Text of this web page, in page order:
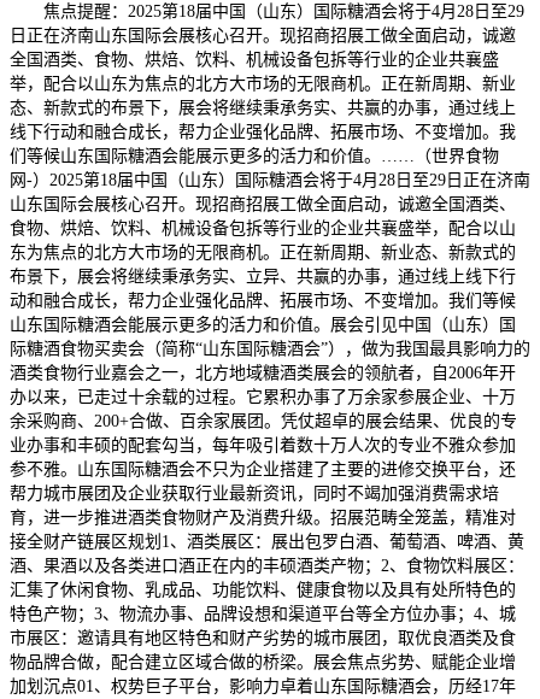
焦点提醒：2025第18届中国（山东）国际糖酒会将于4月28日至29
日正在济南山东国际会展核心召开。现招商招展工做全面启动，诚邀
全国酒类、食物、烘焙、饮料、机械设备包拆等行业的企业共襄盛
举，配合以山东为焦点的北方大市场的无限商机。正在新周期、新业
态、新款式的布景下，展会将继续秉承务实、共赢的办事，通过线上
线下行动和融合成长，帮力企业强化品牌、拓展市场、不变增加。我
们等候山东国际糖酒会能展示更多的活力和价值。……（世界食物
网-）2025第18届中国（山东）国际糖酒会将于4月28日至29日正在济南
山东国际会展核心召开。现招商招展工做全面启动，诚邀全国酒类、
食物、烘焙、饮料、机械设备包拆等行业的企业共襄盛举，配合以山
东为焦点的北方大市场的无限商机。正在新周期、新业态、新款式的
布景下，展会将继续秉承务实、立异、共赢的办事，通过线上线下行
动和融合成长，帮力企业强化品牌、拓展市场、不变增加。我们等候
山东国际糖酒会能展示更多的活力和价值。展会引见中国（山东）国
际糖酒食物买卖会（简称“山东国际糖酒会”），做为我国最具影响力的
酒类食物行业嘉会之一，北方地域糖酒类展会的领航者，自2006年开
办以来，已走过十余载的过程。它累积办事了万余家参展企业、十万
余采购商、200+合做、百余家展团。凭仗超卓的展会结果、优良的专
业办事和丰硕的配套勾当，每年吸引着数十万人次的专业不雅众参加
参不雅。山东国际糖酒会不只为企业搭建了主要的进修交换平台，还
帮力城市展团及企业获取行业最新资讯，同时不竭加强消费需求培
育，进一步推进酒类食物财产及消费升级。招展范畴全笼盖，精准对
接全财产链展区规划1、酒类展区：展出包罗白酒、葡萄酒、啤酒、黄
酒、果酒以及各类进口酒正在内的丰硕酒类产物；2、食物饮料展区：
汇集了休闲食物、乳成品、功能饮料、健康食物以及具有处所特色的
特色产物；3、物流办事、品牌设想和渠道平台等全方位办事；4、城
市展区：邀请具有地区特色和财产劣势的城市展团，取优良酒类及食
物品牌合做，配合建立区域合做的桥梁。展会焦点劣势、赋能企业增
加划沉点01、权势巨子平台，影响力卓着山东国际糖酒会，历经17年